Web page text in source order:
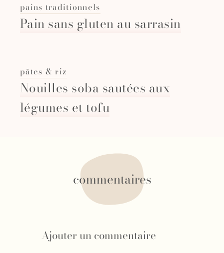
pains traditionnels
Pain sans gluten au sarrasin
pâtes & riz
Nouilles soba sautées aux
légumes et tofu
commentaires
Ajouter un commentaire